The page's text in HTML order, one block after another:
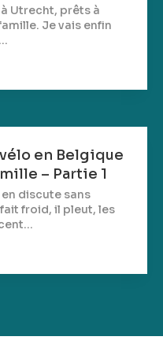
Utrecht, prêts à
Je vais enfin
en Belgique
– Partie 1
discute sans
froid, il pleut, les